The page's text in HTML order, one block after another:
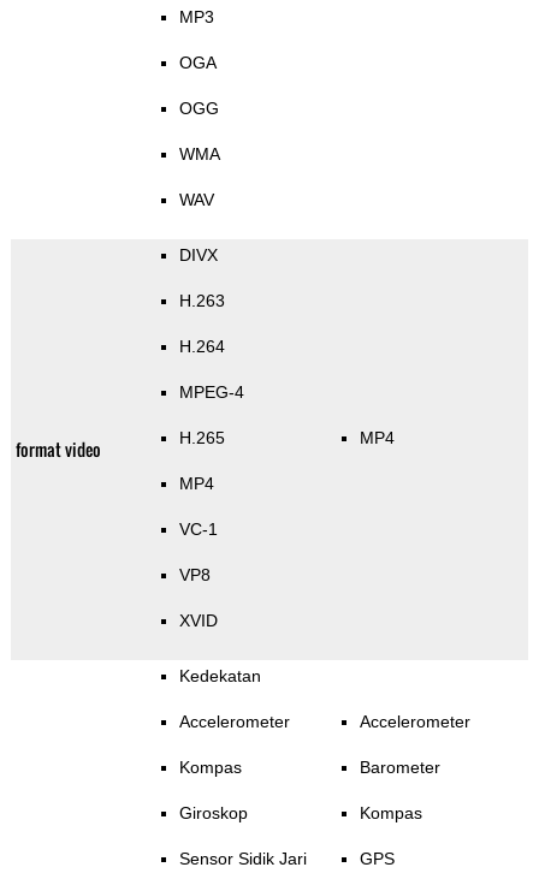
MP3
OGA
OGG
WMA
WAV
format video
DIVX
H.263
H.264
MPEG-4
H.265
MP4
VC-1
VP8
XVID
MP4
Kedekatan
Accelerometer
Kompas
Giroskop
Sensor Sidik Jari
Accelerometer
Barometer
Kompas
GPS